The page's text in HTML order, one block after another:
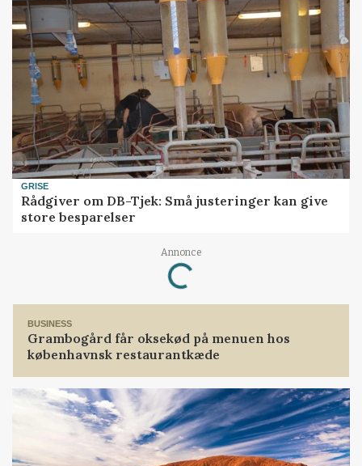
GRISE
Rådgiver om DB-Tjek: Små justeringer kan give
store besparelser
Annonce
Loading...
BUSINESS
Grambogård får oksekød på menuen hos
københavnsk restaurantkæde